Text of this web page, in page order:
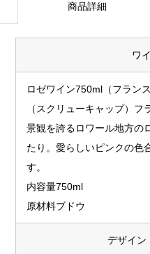
商品詳細
ワ
ロゼワイン750ml（フラン
（スクリューキャップ）
景観を誇るロワール地方の
たり。愛らしいピンクの色
す。
内容量750ml
原材料ブドウ
デザイン